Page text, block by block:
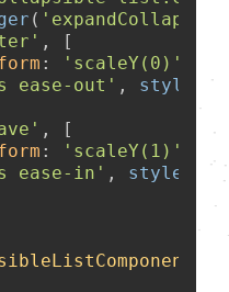
( 'expandCollapse'
, [
: 'scaleY(0)'
ease-out' , style ({
, [
: 'scaleY(1)'
ease-in' , style